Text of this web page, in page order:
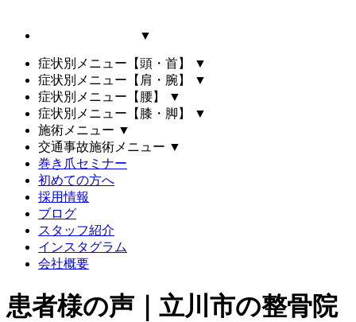
▼
症状別メニュー【頭・首】
▼
症状別メニュー【肩・腕】
▼
症状別メニュー【腰】
▼
症状別メニュー【膝・脚】
▼
施術メニュー ▼
交通事故施術メニュー ▼
巻き爪セミナー
初めての方へ
採用情報
ブログ
スタッフ紹介
インスタグラム
会社概要
患者様の声｜立川市の整骨院